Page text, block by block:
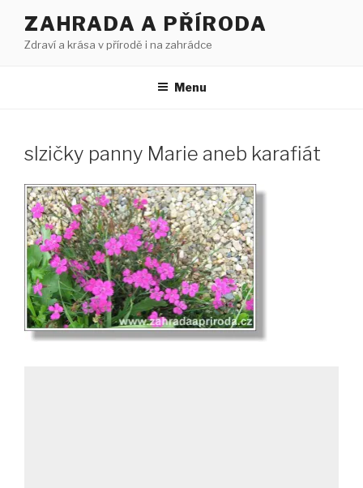
obsahu
ZAHRADA A PŘÍRODA
Zdraví a krása v přírodě i na zahrádce
Menu
slzičky panny Marie aneb karafiát